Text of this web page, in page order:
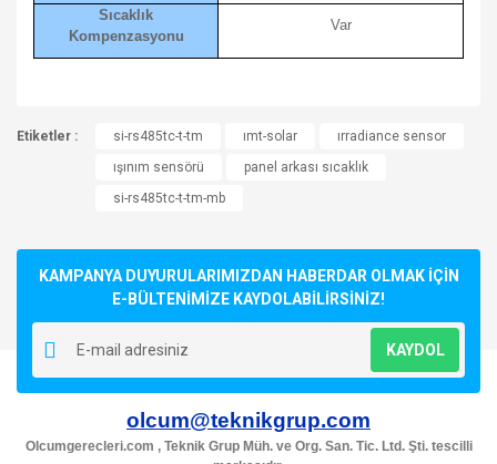
Sıcaklık
Kompenzasyonu
Var
konularda yetersiz gördüğünüz noktaları öneri formunu
kullanarak tarafımıza iletebilirsiniz.
Görüş ve önerileriniz için teşekkür ederiz.
Ürün açıklamasında eksik bilgiler bulunuyor.
Ürün bilgilerinde hatalar bulunuyor.
Bu ürüne benzer farklı alternatifler olmalı.
Etiketler : si-rs485tc-t-tm ımt-solar
ırradiance sensor
ışınım sensörü
panel arkası sıcaklık
si-rs485tc-t-tm-mb
KAMPANYA DUYURULARIMIZDAN HABERDAR OLMAK İÇİN
E-BÜLTENİMİZE KAYDOLABİLİRSİNİZ!
KAYDOL
olcum@teknikgrup.com
Olcumgerecleri.com , Teknik Grup Müh. ve Org. San. Tic. Ltd. Şti. tescilli